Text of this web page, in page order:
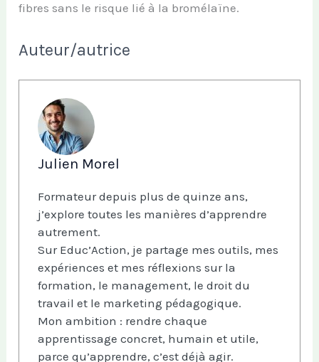
fibres sans le risque lié à la bromélaïne.
Auteur/autrice
Julien Morel
Formateur depuis plus de quinze ans,
j’explore toutes les manières d’apprendre
autrement.
Sur Educ’Action, je partage mes outils, mes
expériences et mes réflexions sur la
formation, le management, le droit du
travail et le marketing pédagogique.
Mon ambition : rendre chaque
apprentissage concret, humain et utile,
parce qu’apprendre, c’est déjà agir.